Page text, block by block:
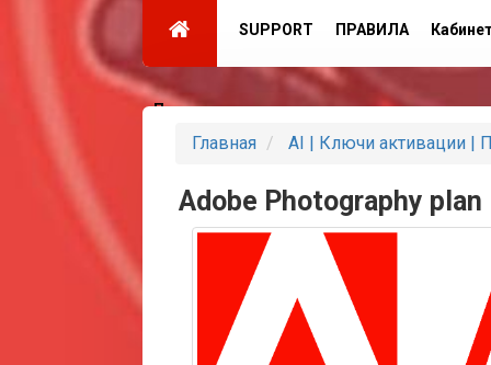
SUPPORT ПРАВИЛА
Партнеры
Главная AI | Ключи активации |
Adobe Photography